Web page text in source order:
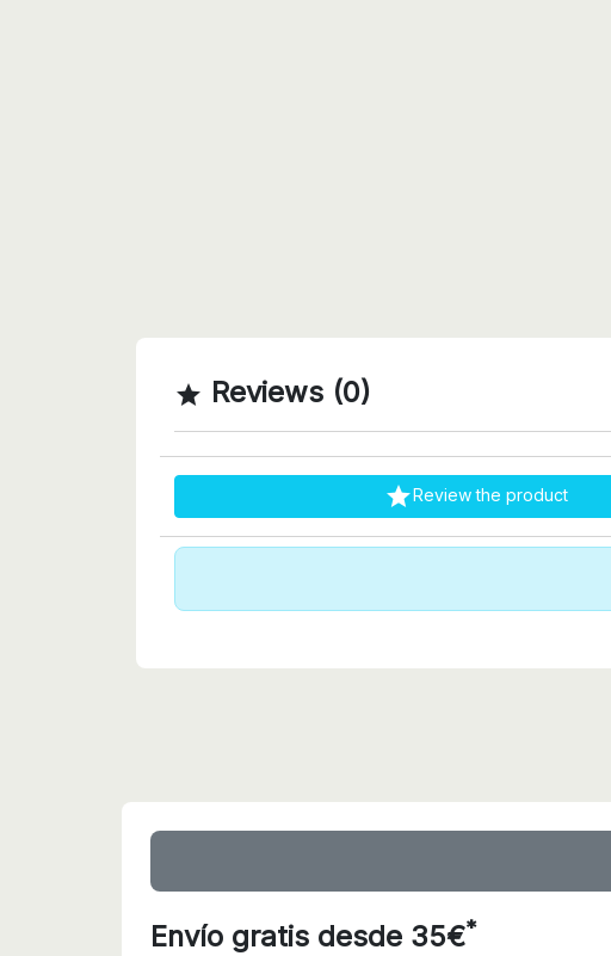
 Reviews (0)
Review the product
Envío gratis desde 35€*